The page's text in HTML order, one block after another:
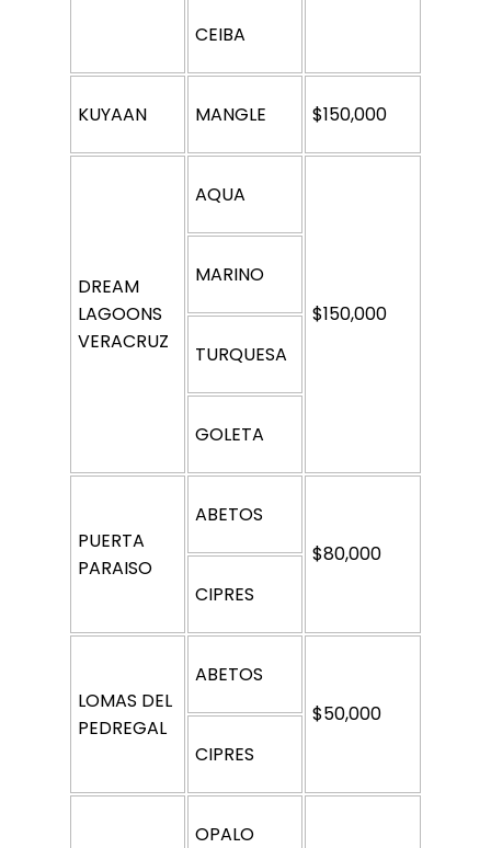
CEIBA
KUYAAN MANGLE $150,000
DREAM
LAGOONS
VERACRUZ
AQUA
$150,000
MARINO
TURQUESA
GOLETA
PUERTA
PARAISO
ABETOS
$80,000
CIPRES
LOMAS DEL
PEDREGAL
ABETOS
$50,000
CIPRES
OPALO